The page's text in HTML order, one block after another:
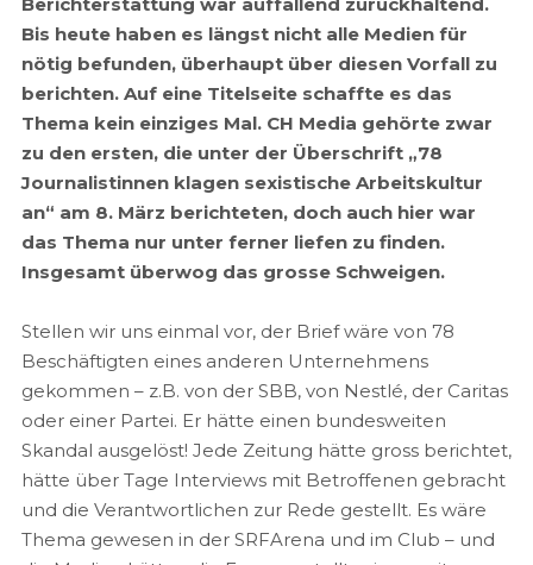
Bis heute haben es längst nicht alle Medien für
nötig befunden, überhaupt über diesen Vorfall zu
berichten. Auf eine Titelseite schaffte es das
Thema kein einziges Mal. CH Media gehörte zwar
zu den ersten, die unter der Überschrift „78
Journalistinnen klagen sexistische Arbeitskultur
an“ am 8. März berichteten, doch auch hier war
das Thema nur unter ferner liefen zu finden.
Insgesamt überwog das grosse Schweigen.
Stellen wir uns einmal vor, der Brief wäre von 78
Beschäftigten eines anderen Unternehmens
gekommen – z.B. von der SBB, von Nestlé, der Caritas
oder einer Partei. Er hätte einen bundesweiten
Skandal ausgelöst! Jede Zeitung hätte gross berichtet,
hätte über Tage Interviews mit Betroffenen gebracht
und die Verantwortlichen zur Rede gestellt. Es wäre
Thema gewesen in der SRFArena und im Club – und